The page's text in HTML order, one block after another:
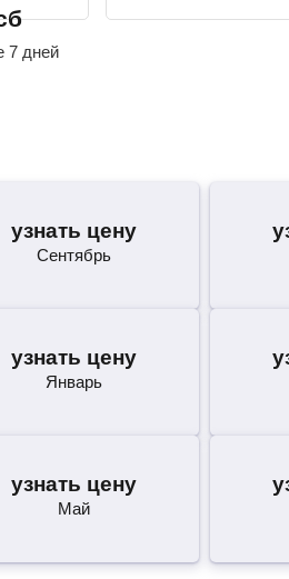
7 дней
узнать цену
Сентябрь
узнать цену
Январь
узнать цену
Май